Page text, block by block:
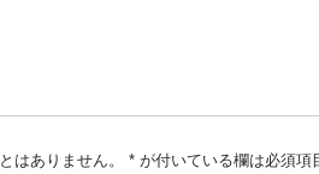
はありません。 * が付いている欄は必須項